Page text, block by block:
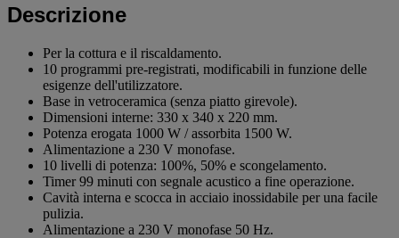
Descrizione
Per la cottura e il riscaldamento.
10 programmi pre-registrati, modificabili in funzione delle
esigenze dell'utilizzatore.
Base in vetroceramica (senza piatto girevole).
Dimensioni interne: 330 x 340 x 220 mm.
Potenza erogata 1000 W / assorbita 1500 W.
Alimentazione a 230 V monofase.
10 livelli di potenza: 100%, 50% e scongelamento.
Timer 99 minuti con segnale acustico a fine operazione.
Cavità interna e scocca in acciaio inossidabile per una facile
pulizia.
Alimentazione a 230 V monofase 50 Hz.